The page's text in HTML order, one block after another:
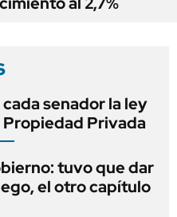
senador la ley
Privada
tuvo que dar
el otro capítulo